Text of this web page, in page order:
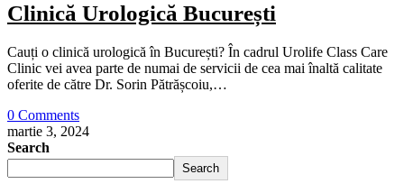
Clinică Urologică București
Cauți o clinică urologică în București? În cadrul Urolife Class Care
Clinic vei avea parte de numai de servicii de cea mai înaltă calitate
oferite de către Dr. Sorin Pătrășcoiu,…
0 Comments
martie 3, 2024
Search
Search